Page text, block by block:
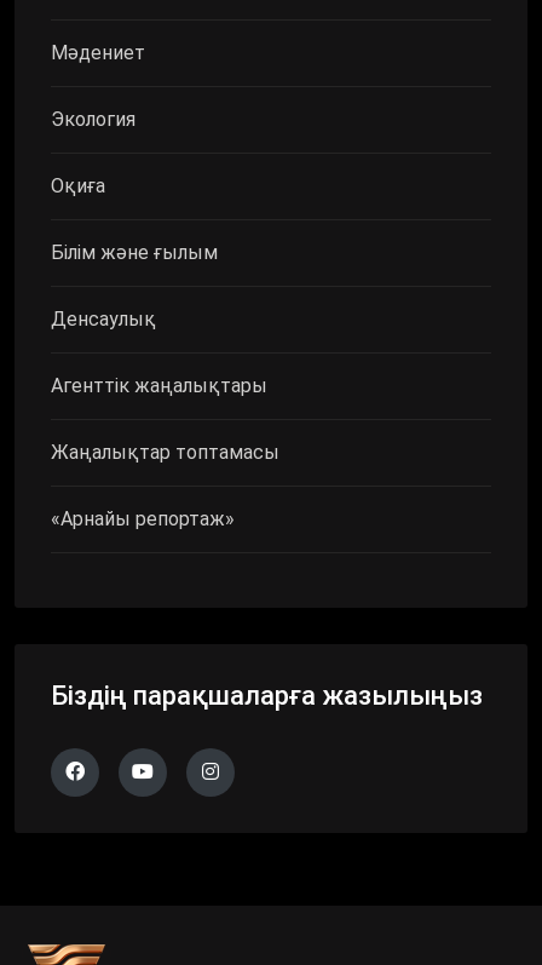
Мәдениет
Экология
Оқиға
Білім және ғылым
Денсаулық
Агенттік жаңалықтары
Жаңалықтар топтамасы
«Арнайы репортаж»
Біздің парақшаларға жазылыңыз